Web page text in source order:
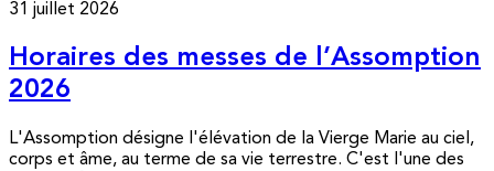
31 juillet 2026
Horaires des messes de l’Assomption
2026
L'Assomption désigne l'élévation de la Vierge Marie au ciel,
corps et âme, au terme de sa vie terrestre. C'est l'une des